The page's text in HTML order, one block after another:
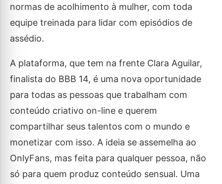
normas de acolhimento à mulher, com toda
equipe treinada para lidar com episódios de
assédio.
A plataforma, que tem na frente Clara Aguilar,
finalista do BBB 14, é uma nova oportunidade
para todas as pessoas que trabalham com
conteúdo criativo on-line e querem
compartilhar seus talentos com o mundo e
monetizar com isso. A ideia se assemelha ao
OnlyFans, mas feita para qualquer pessoa, não
só para quem produz conteúdo sensual. Uma